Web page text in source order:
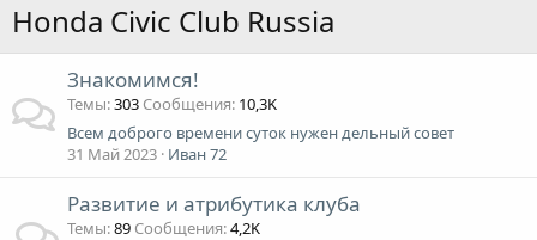
Honda Civic Club Russia
Знакомимся!
Темы 303 Сообщения 10,3K
Всем доброго времени суток нужен дельный совет
31 Май 2023 Иван 72
Развитие и атрибутика клуба
Темы 89 Сообщения 4,2K